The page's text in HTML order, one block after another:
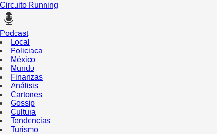
Circuito Running
Podcast
Local
Policiaca
México
Mundo
Finanzas
Análisis
Cartones
Gossip
Cultura
Tendencias
Turismo